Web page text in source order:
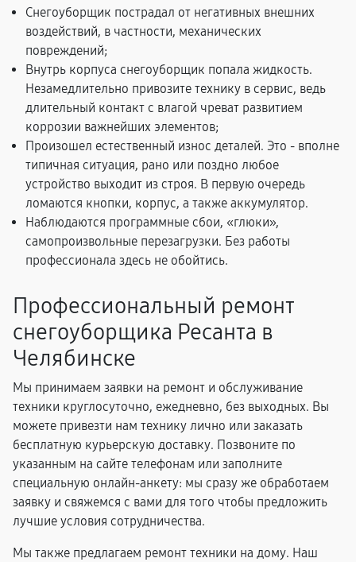
Снегоуборщик пострадал от негативных внешних
воздействий, в частности, механических
повреждений;
Внутрь корпуса снегоуборщик попала жидкость.
Незамедлительно привозите технику в сервис, ведь
длительный контакт с влагой чреват развитием
коррозии важнейших элементов;
Произошел естественный износ деталей. Это - вполне
типичная ситуация, рано или поздно любое
устройство выходит из строя. В первую очередь
ломаются кнопки, корпус, а также аккумулятор.
Наблюдаются программные сбои, «глюки»,
самопроизвольные перезагрузки. Без работы
профессионала здесь не обойтись.
Профессиональный ремонт
снегоуборщика Ресанта в
Челябинске
Мы принимаем заявки на ремонт и обслуживание
техники круглосуточно, ежедневно, без выходных. Вы
можете привезти нам технику лично или заказать
бесплатную курьерскую доставку. Позвоните по
указанным на сайте телефонам или заполните
специальную онлайн-анкету: мы сразу же обработаем
заявку и свяжемся с вами для того чтобы предложить
лучшие условия сотрудничества.
Мы также предлагаем ремонт техники на дому. Наш